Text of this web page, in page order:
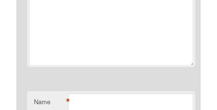
Name *